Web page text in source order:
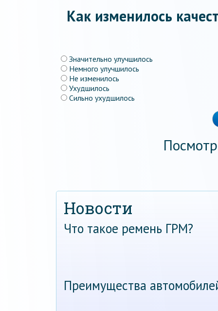
Как изменилось
Значительно улучшилось
Немного улучшилось
Не изменилось
Ухудшилось
Сильно ухудшилось
Новости
Что такое ремень ГРМ?
Преимущества